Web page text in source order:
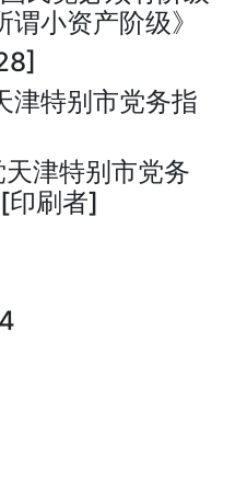
小资产阶级》
津特别市党务指
津特别市党务
印刷者]